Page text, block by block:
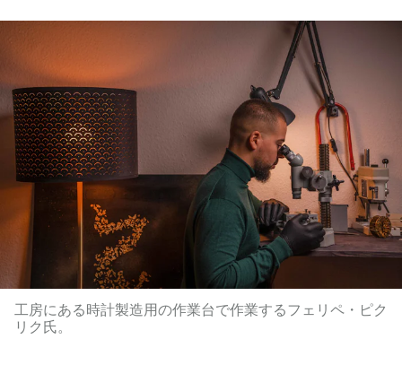
工房にある時計製造用の作業台で作業するフェリペ・ピク
リク氏。